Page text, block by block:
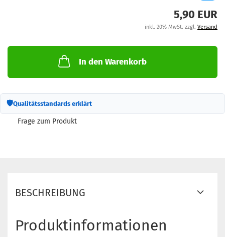
5,90 EUR
inkl. 20% MwSt. zzgl. Versand
In den Warenkorb
🛡Qualitätsstandards erklärt
Frage zum Produkt
BESCHREIBUNG
Produktinformationen